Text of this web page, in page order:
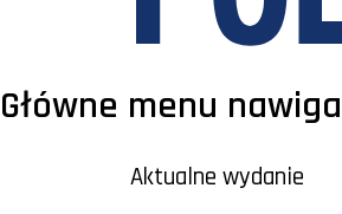
Główne menu
Aktualne wydanie